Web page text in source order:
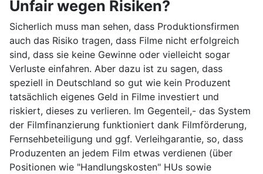
Unfair wegen Risiken?
Sicherlich muss man sehen, dass Produktionsfirmen
auch das Risiko tragen, dass Filme nicht erfolgreich
sind, dass sie keine Gewinne oder vielleicht sogar
Verluste einfahren. Aber dazu ist zu sagen, dass
speziell in Deutschland so gut wie kein Produzent
tatsächlich eigenes Geld in Filme investiert und
riskiert, dieses zu verlieren. Im Gegenteil,- das System
der Filmfinanzierung funktioniert dank Filmförderung,
Fernsehbeteiligung und ggf. Verleihgarantie, so, dass
Produzenten an jedem Film etwas verdienen (über
Positionen wie "Handlungskosten" HUs sowie